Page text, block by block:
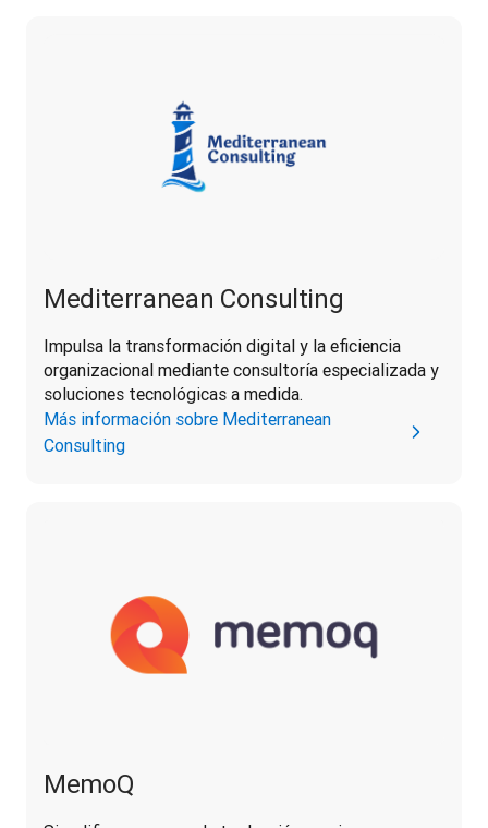
Mediterranean Consulting
Impulsa la transformación digital y la eficiencia
organizacional mediante consultoría especializada y
soluciones tecnológicas a medida.
Más información sobre Mediterranean
Consulting
MemoQ